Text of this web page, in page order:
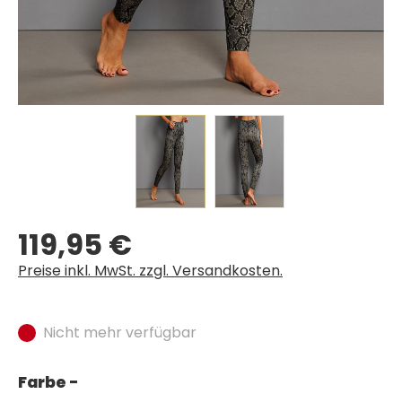
Regulärer Preis:
119,95 €
Preise inkl. MwSt. zzgl. Versandkosten.
Nicht mehr verfügbar
Farbe -